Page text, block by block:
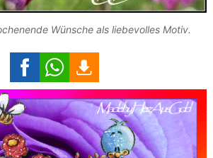
Wünsche als liebevolles Motiv.